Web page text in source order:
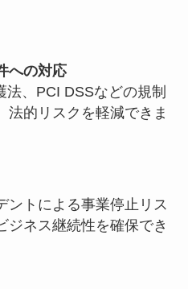
への対応
、PCI DSSなどの規制
法的リスクを軽減できま
ントによる事業停止リス
ジネス継続性を確保でき